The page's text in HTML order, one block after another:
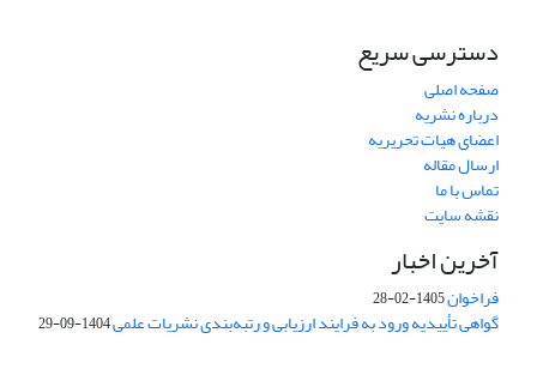
دسترسی سریع
صفحه اصلی
درباره نشریه
اعضای هیات تحریریه
ارسال مقاله
تماس با ما
نقشه سایت
آخرین اخبار
فراخوان1405-02-28
گواهی تأییدیه ورود به فرایند ارزیابی و رتبه‌بندی نشریات علمی1404-09-29